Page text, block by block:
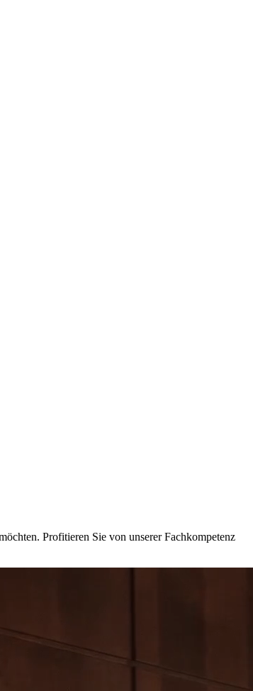
Profitieren Sie von unserer Fachkompetenz